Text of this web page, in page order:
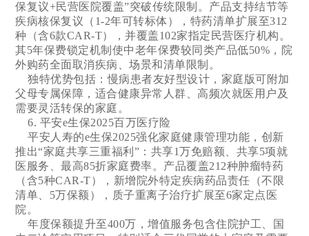
保复议+民营医院覆盖”突破传统限制。产品支持结节等
疾病核保复议（1-2年可转标体），特药清单扩展至312
种（含6款CAR-T），并覆盖102家指定民营医疗机构。
其5年保费锁定机制使中老年保费较同类产品低50%，院
外购药全面取消疾病、场景和清单限制。
独特优势包括：慢病患者友好型设计，家庭版可附加
父母专属保障，适合健康异常人群、高频次就医用户及
需要灵活转保的家庭。
6. 平安e生保2025百万医疗险
平安人寿的e生保2025强化家庭健康管理功能，创新
推出“家庭共享三重福利”：共享1万免赔额、共享5项就
医服务、最高85折家庭费率。产品覆盖212种肿瘤特药
（含5种CAR-T），新增院外特定疾病药品责任（不限
清单、5万保额），质子重离子治疗扩展至6家定点医
院。
年度保额提升至400万，增值服务包含住院护工、国